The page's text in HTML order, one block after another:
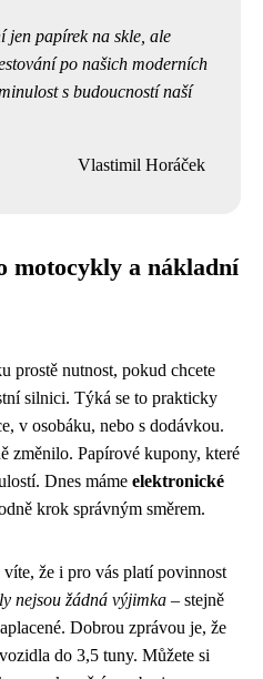
jen papírek na skle, ale
po našich moderních
s budoucností naší
Vlastimil Horáček
motocykly a nákladní
prostě nutnost, pokud chcete
silnici. Týká se to prakticky
v osobáku, nebo s dodávkou.
změnilo. Papírové kupony, které
Dnes máme elektronické
krok správným směrem.
že i pro vás platí povinnost
nejsou žádná výjimka – stejně
Dobrou zprávou je, že
do 3,5 tuny. Můžete si